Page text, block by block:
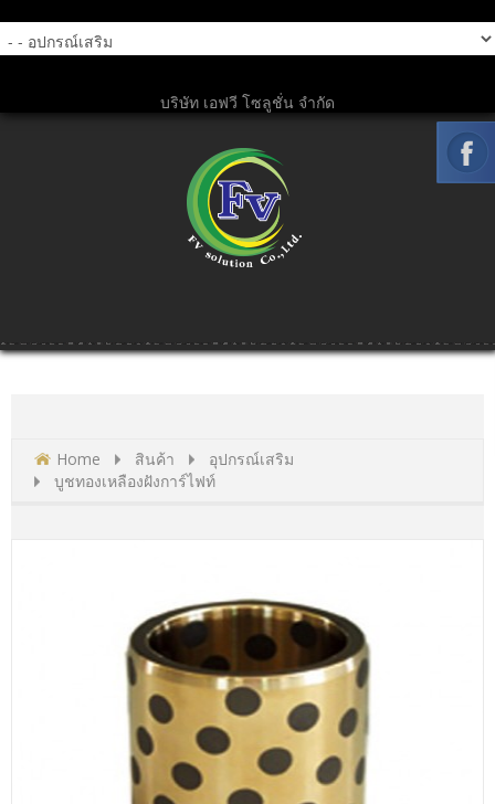
บริษัท เอฟวี โซลูชั่น จำกัด
Home สินค้า
อุปกรณ์เสริม
บูชทองเหลืองฝังการ์ไฟท์